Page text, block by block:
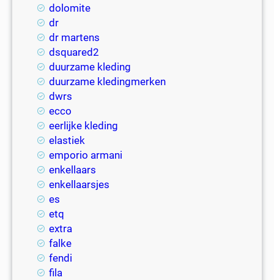
dolomite
dr
dr martens
dsquared2
duurzame kleding
duurzame kledingmerken
dwrs
ecco
eerlijke kleding
elastiek
emporio armani
enkellaars
enkellaarsjes
es
etq
extra
falke
fendi
fila